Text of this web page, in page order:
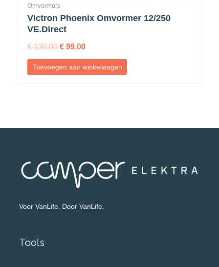
Omvormers
Victron Phoenix Omvormer 12/250
VE.Direct
€130,00 € 99,00
Toevoegen aan winkelwagen
Voor VanLife. Door VanLife.
Tools